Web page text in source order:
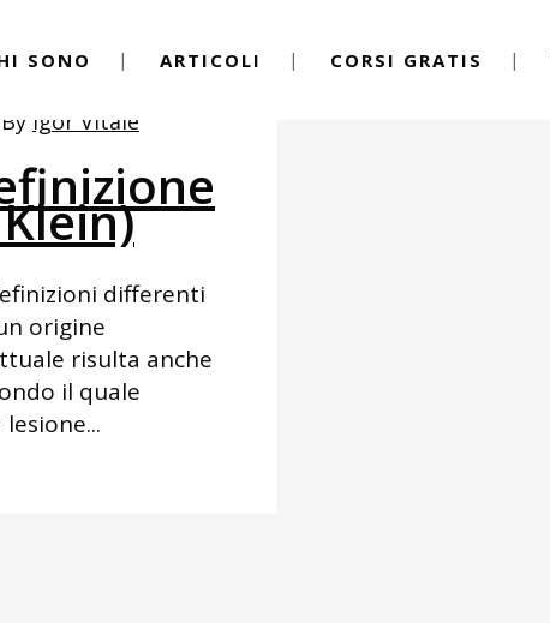
SONO ARTICOLI CORSI GRATIS
By Igor Vitale
differenti
origine
risulta anche
il quale